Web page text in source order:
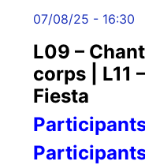
07/08/25 - 16:30
L09 –
corps | L11
Fiesta